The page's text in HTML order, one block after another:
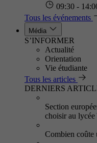
09:30 -
Tous les événements
Média
S’INFORMER
Actualité
Orientation
Vie étudiante
Tous les articles
DERNIERS
Section
choisir au lycée
Combien coûte